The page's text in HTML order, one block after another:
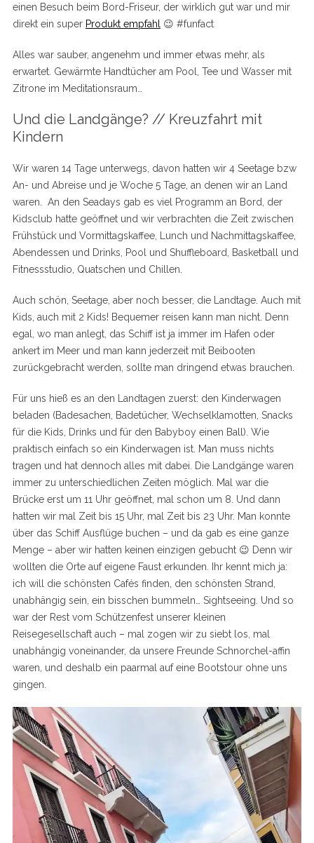
einen Besuch beim Bord-Friseur, der wirklich gut war und mir
direkt ein super Produkt empfahl😉 #funfact
Alles war sauber, angenehm und immer etwas mehr, als
erwartet. Gewärmte Handtücher am Pool, Tee und Wasser mit
Zitrone im Meditationsraum…
Und die Landgänge? // Kreuzfahrt mit
Kindern
Wir waren 14 Tage unterwegs, davon hatten wir 4 Seetage bzw
An- und Abreise und je Woche 5 Tage, an denen wir an Land
waren. An den Seadays gab es viel Programm an Bord, der
Kidsclub hatte geöffnet und wir verbrachten die Zeit zwischen
Frühstück und Vormittagskaffee, Lunch und Nachmittagskaffee,
Abendessen und Drinks, Pool und Shuffleboard, Basketball und
Fitnessstudio, Quatschen und Chillen.
Auch schön, Seetage, aber noch besser, die Landtage. Auch mit
Kids, auch mit 2 Kids! Bequemer reisen kann man nicht. Denn
egal, wo man anlegt, das Schiff ist ja immer im Hafen oder
ankert im Meer und man kann jederzeit mit Beibooten
zurückgebracht werden, sollte man dringend etwas brauchen.
Für uns hieß es an den Landtagen zuerst: den Kinderwagen
beladen (Badesachen, Badetücher, Wechselklamotten, Snacks
für die Kids, Drinks und für den Babyboy einen Ball). Wie
praktisch einfach so ein Kinderwagen ist. Man muss nichts
tragen und hat dennoch alles mit dabei. Die Landgänge waren
immer zu unterschiedlichen Zeiten möglich. Mal war die
Brücke erst um 11 Uhr geöffnet, mal schon um 8. Und dann
hatten wir mal Zeit bis 15 Uhr, mal Zeit bis 23 Uhr. Man konnte
über das Schiff Ausflüge buchen – und da gab es eine ganze
Menge – aber wir hatten keinen einzigen gebucht 😉 Denn wir
wollten die Orte auf eigene Faust erkunden. Ihr kennt mich ja:
ich will die schönsten Cafés finden, den schönsten Strand,
unabhängig sein, ein bisschen bummeln… Sightseeing. Und so
war der Rest vom Schützenfest unserer kleinen
Reisegesellschaft auch – mal zogen wir zu siebt los, mal
unabhängig voneinander, da unsere Freunde Schnorchel-affin
waren, und deshalb ein paarmal auf eine Bootstour ohne uns
gingen.